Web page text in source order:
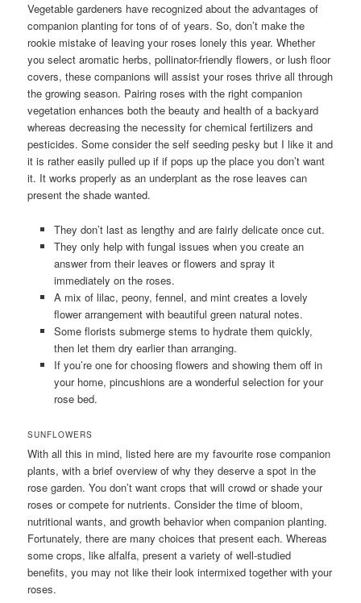
Vegetable gardeners have recognized about the advantages of
companion planting for tons of of years. So, don’t make the
rookie mistake of leaving your roses lonely this year. Whether
you select aromatic herbs, pollinator-friendly flowers, or lush floor
covers, these companions will assist your roses thrive all through
the growing season. Pairing roses with the right companion
vegetation enhances both the beauty and health of a backyard
whereas decreasing the necessity for chemical fertilizers and
pesticides. Some consider the self seeding pesky but I like it and
it is rather easily pulled up if if pops up the place you don’t want
it. It works properly as an underplant as the rose leaves can
present the shade wanted.
They don’t last as lengthy and are fairly delicate once cut.
They only help with fungal issues when you create an
answer from their leaves or flowers and spray it
immediately on the roses.
A mix of lilac, peony, fennel, and mint creates a lovely
flower arrangement with beautiful green natural notes.
Some florists submerge stems to hydrate them quickly,
then let them dry earlier than arranging.
If you’re one for choosing flowers and showing them off in
your home, pincushions are a wonderful selection for your
rose bed.
SUNFLOWERS
With all this in mind, listed here are my favourite rose companion
plants, with a brief overview of why they deserve a spot in the
rose garden. You don’t want crops that will crowd or shade your
roses or compete for nutrients. Consider the time of bloom,
nutritional wants, and growth behavior when companion planting.
Fortunately, there are many choices that present each. Whereas
some crops, like alfalfa, present a variety of well-studied
benefits, you may not like their look intermixed together with your
roses.